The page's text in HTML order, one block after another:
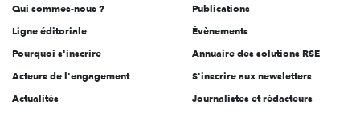
Qui sommes-nous ?
Ligne éditoriale
Pourquoi s'inscrire
Acteurs de l'engagement
Actualités
Publications
Évènements
Annuaire des solutions RSE
S'inscrire aux newsletters
Journalistes et rédacteurs